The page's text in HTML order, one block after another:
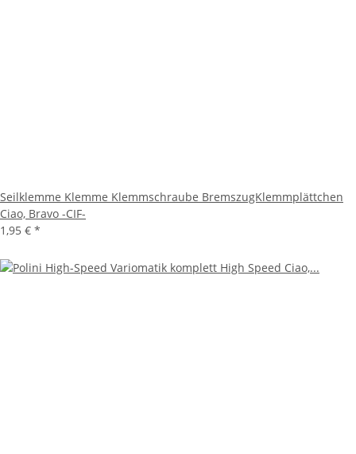
Seilklemme Klemme Klemmschraube BremszugKlemmplättchen
Ciao, Bravo -CIF-
1,95 € *